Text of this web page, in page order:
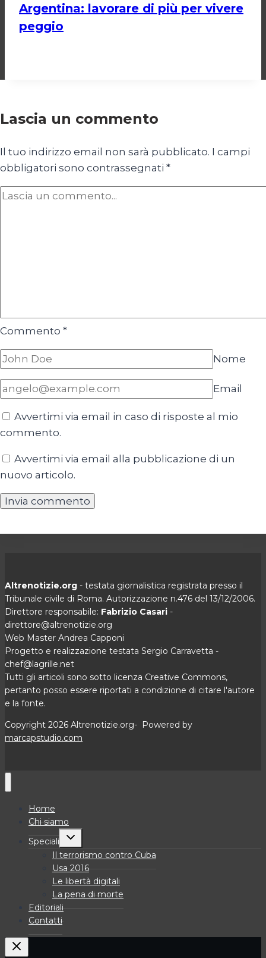
Argentina: lavorare di più per vivere
peggio
Lascia un commento
Il tuo indirizzo email non sarà pubblicato. I campi
obbligatori sono contrassegnati *
Commento *
Nome
Email
Avvertimi via email in caso di risposte al mio
commento.
Avvertimi via email alla pubblicazione di un
nuovo articolo.
Altrenotizie.org - testata giornalistica registrata presso il
Tribunale civile di Roma. Autorizzazione n.476 del 13/12/2006.
Direttore responsabile: Fabrizio Casari -
direttore@altrenotizie.org
Web Master Andrea Capponi
Progetto e realizzazione testata Sergio Carravetta -
chef@lagrille.net
Tutti gli articoli sono sotto licenza Creative Commons,
pertanto posso essere riportati a condizione di citare l'autore
e la fonte.
Copyright 2026 Altrenotizie.org- Powered by
marcapstudio.com
Home
Chi siamo
Speciali
Alterna
figlio
Il terrorismo contro Cuba
Usa 2016
Le libertà digitali
La pena di morte
Editoriali
Contatti